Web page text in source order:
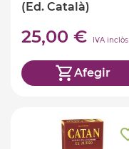
(Ed. Català)
25,00 € IVA inclòs
Afegir